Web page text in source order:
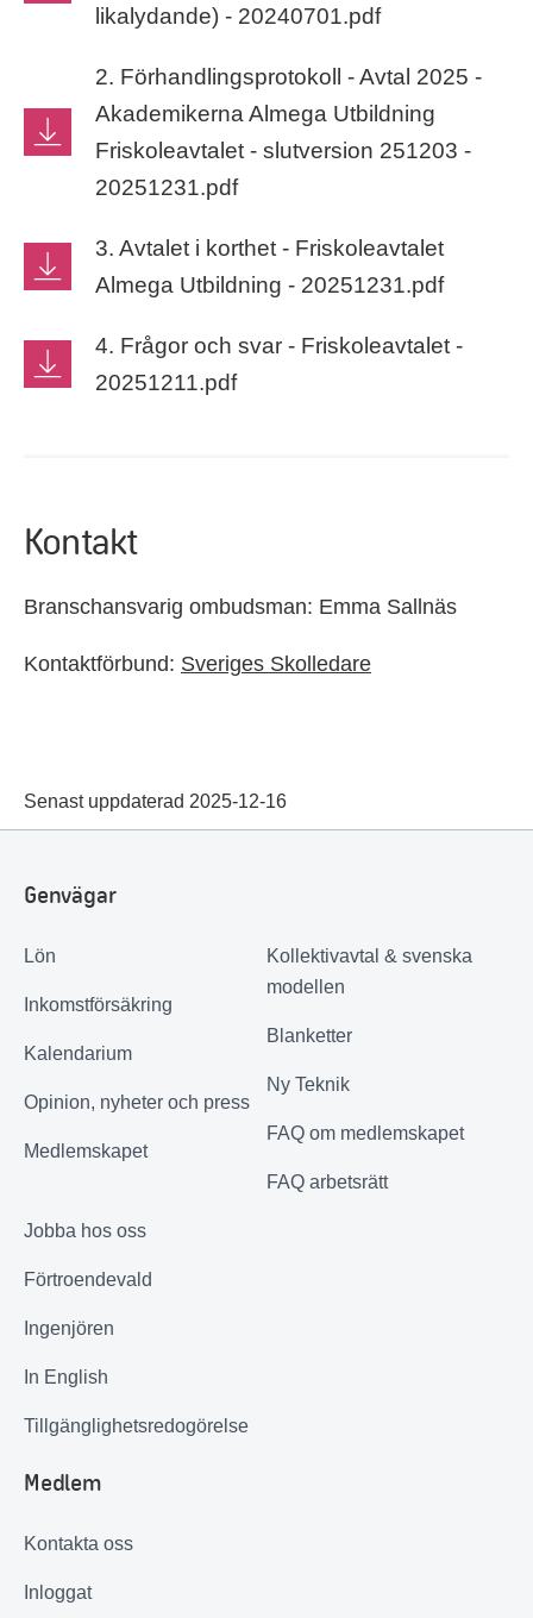
likalydande) - 20240701.pdf
2. Förhandlingsprotokoll - Avtal 2025 -
Akademikerna Almega Utbildning
Friskoleavtalet - slutversion 251203 -
20251231.pdf
3. Avtalet i korthet - Friskoleavtalet
Almega Utbildning - 20251231.pdf
4. Frågor och svar - Friskoleavtalet -
20251211.pdf
Kontakt
Branschansvarig ombudsman: Emma Sallnäs
Kontaktförbund: Sveriges Skolledare
Senast uppdaterad 2025-12-16
Genvägar
Lön
Inkomstförsäkring
Kalendarium
Opinion, nyheter och press
Medlemskapet
Kollektivavtal & svenska
modellen
Blanketter
Ny Teknik
FAQ om medlemskapet
FAQ arbetsrätt
Jobba hos oss
Förtroendevald
Ingenjören
In English
Tillgänglighetsredogörelse
Medlem
Kontakta oss
Inloggat